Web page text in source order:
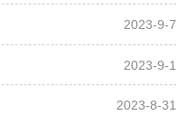
2023-9-7
2023-9-1
2023-8-31